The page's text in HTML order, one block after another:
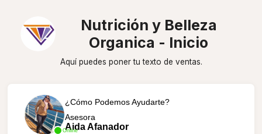
Nutrición y Belleza
Organica - Inicio
Aquí puedes poner tu texto de ventas.
Online
¿Cómo Podemos Ayudarte?
Asesora
Aida Afanador